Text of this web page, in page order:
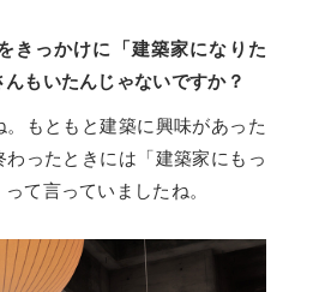
っかけに「建築家になりた
もいたんじゃないですか？
。もともと建築に興味があった
わったときには「建築家にもっ
て言っていましたね。